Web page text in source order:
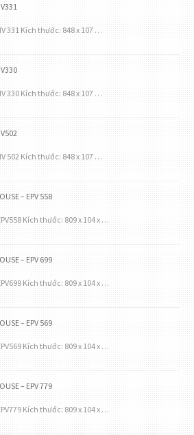
331 Kích thước: 848 x 107 …
330 Kích thước: 848 x 107 …
502 Kích thước: 848 x 107 …
– EPV 558
Kích thước: 809 x 104 x …
– EPV 699
Kích thước: 809 x 104 x …
– EPV 569
Kích thước: 809 x 104 x …
– EPV 779
Kích thước: 809 x 104 x …